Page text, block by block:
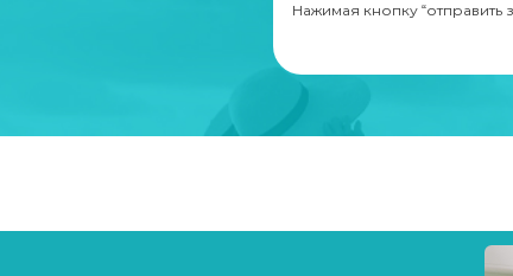
Нажимая кнопку “отправить